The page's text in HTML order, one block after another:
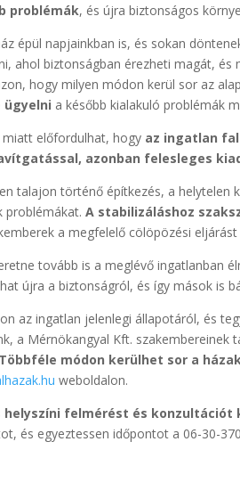
problémák, és újra biztonságos
épül napjainkban is, és sokan
ahol biztonságban érezheti magát,
hogy milyen módon kerül sor az
ügyelni a később kialakuló problémák
miatt előfordulhat, hogy az ingatlan
azonban felesleges
talajon történő építkezés, a helytelen
problémákat.A stabilizáláshoz
a megfelelő cölöpözési eljárást
tovább is a meglévő ingatlanban
újra a biztonságról, és így mások is
az ingatlan jelenlegi állapotáról, és
a Mérnökangyal Kft.
Többféle módon kerülhet sor a
weboldalon.
helyszíni felmérést és
és egyeztessen időpontot a 06-30-